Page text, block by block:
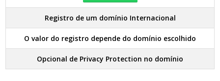
Registro de um domínio Internacional
O valor do registro depende do domínio escolhido
Opcional de Privacy Protection no domínio